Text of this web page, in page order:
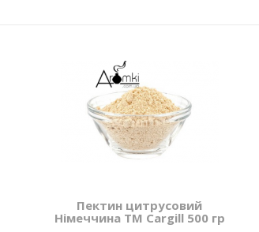
Пектин цитрусовий
Німеччина ТМ Cargill 500 гр